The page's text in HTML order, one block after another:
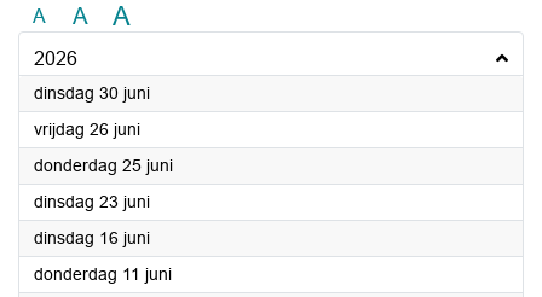
A A A
2026
dinsdag 30 juni2026
vrijdag 26 juni2026
donderdag 25 juni2026
dinsdag 23 juni2026
dinsdag 16 juni2026
donderdag 11 juni2026